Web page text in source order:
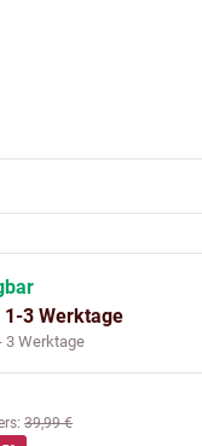
3 Werktage
3 Werktage
:39,99 €